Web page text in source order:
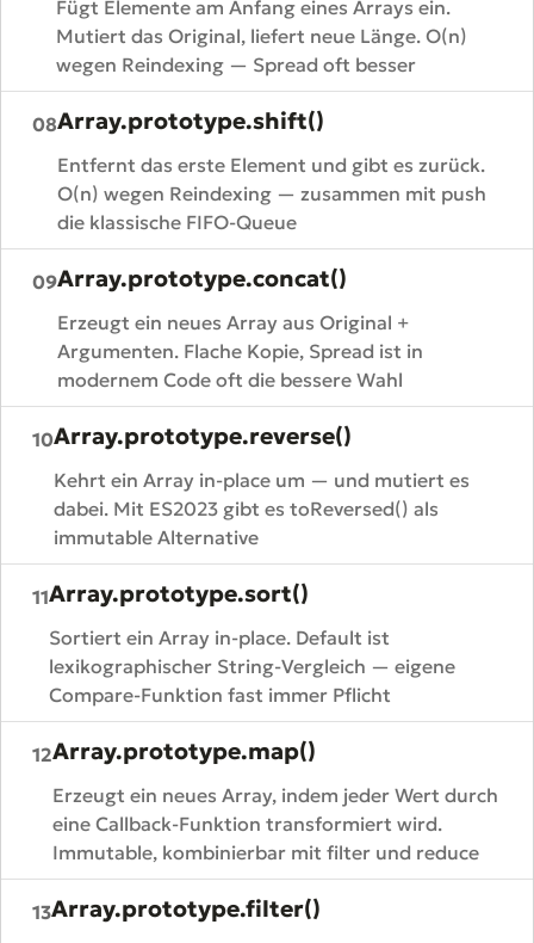
Fügt Elemente am Anfang eines Arrays ein.
Mutiert das Original, liefert neue Länge. O(n)
wegen Reindexing — Spread oft besser
08Array.prototype.shift()
Entfernt das erste Element und gibt es zurück.
O(n) wegen Reindexing — zusammen mit push
die klassische FIFO-Queue
09Array.prototype.concat()
Erzeugt ein neues Array aus Original +
Argumenten. Flache Kopie, Spread ist in
modernem Code oft die bessere Wahl
10Array.prototype.reverse()
Kehrt ein Array in-place um — und mutiert es
dabei. Mit ES2023 gibt es toReversed() als
immutable Alternative
11Array.prototype.sort()
Sortiert ein Array in-place. Default ist
lexikographischer String-Vergleich — eigene
Compare-Funktion fast immer Pflicht
12Array.prototype.map()
Erzeugt ein neues Array, indem jeder Wert durch
eine Callback-Funktion transformiert wird.
Immutable, kombinierbar mit filter und reduce
13Array.prototype.filter()